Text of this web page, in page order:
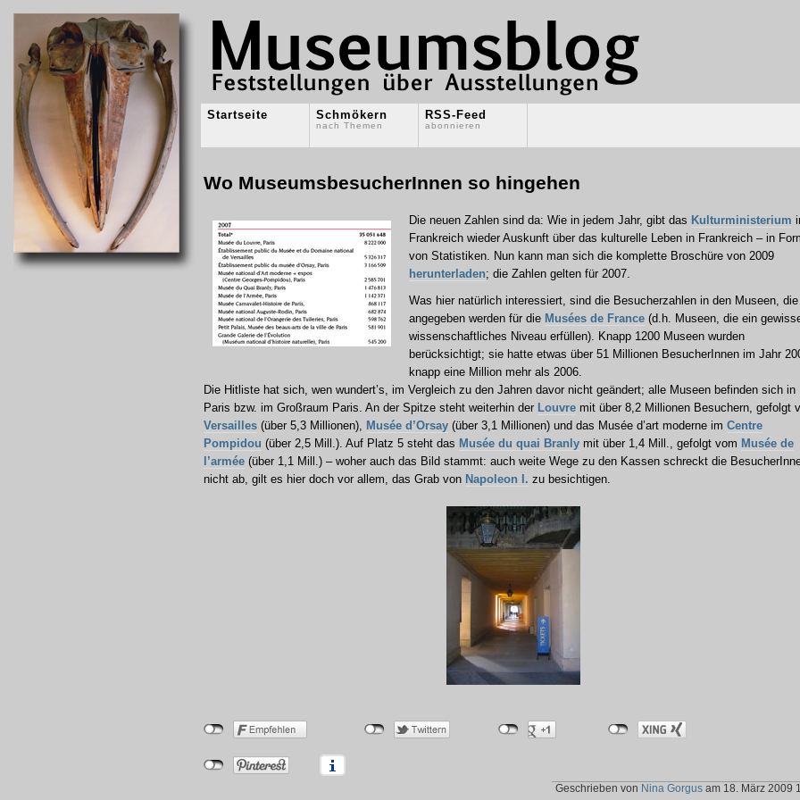
Startseite Schmökern
nach Themen
RSS-Feed
abonnieren
Wo MuseumsbesucherInnen so hingehen
Die neuen Zahlen sind da: Wie in jedem Jahr, gibt das Kulturministerium
Frankreich wieder Auskunft über das kulturelle Leben in Frankreich – in
von Statistiken. Nun kann man sich die komplette Broschüre von 2009
herunterladen; die Zahlen gelten für 2007.
Was hier natürlich interessiert, sind die Besucherzahlen in den Museen,
angegeben werden für die Musées de France (d.h. Museen, die ein
wissenschaftliches Niveau erfüllen). Knapp 1200 Museen wurden
berücksichtigt; sie hatte etwas über 51 Millionen BesucherInnen im Jahr
knapp eine Million mehr als 2006.
Die Hitliste hat sich, wen wundert’s, im Vergleich zu den Jahren davor nicht geändert; alle Museen befinden sich in
Paris bzw. im Großraum Paris. An der Spitze steht weiterhin der Louvre mit über 8,2 Millionen Besuchern, gefolgt
Versailles (über 5,3 Millionen), Musée d’Orsay (über 3,1 Millionen) und das Musée d’art moderne im Centre
Pompidou (über 2,5 Mill.). Auf Platz 5 steht das Musée du quai Branly mit über 1,4 Mill., gefolgt vom Musée de
l’armée (über 1,1 Mill.) – woher auch das Bild stammt: auch weite Wege zu den Kassen schreckt die
nicht ab, gilt es hier doch vor allem, das Grab von Napoleon I. zu besichtigen.
Geschrieben von Nina Gorgus am 18. März 2009